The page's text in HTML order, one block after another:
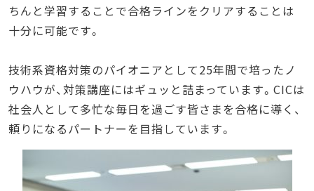
ちんと学習することで合格ラインをクリアすることは
十分に可能です。
技術系資格対策のパイオニアとして25年間で培ったノ
ウハウが、対策講座にはギュッと詰まっています。CICは
社会人として多忙な毎日を過ごす皆さまを合格に導く、
頼りになるパートナーを目指しています。